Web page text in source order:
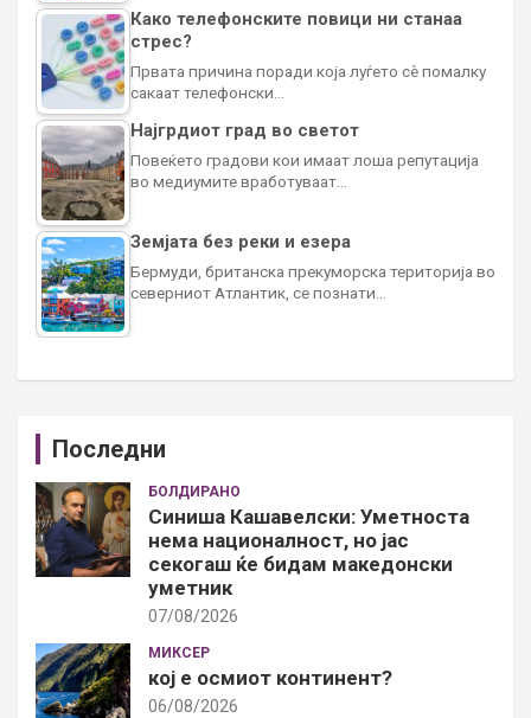
Како телефонските повици ни станаа
стрес?
Првата причина поради која луѓето сè помалку
сакаат телефонски…
Најгрдиот град во светот
Повеќето градови кои имаат лоша репутација
во медиумите вработуваат…
Земјата без реки и езера
Бермуди, британска прекуморска територија во
северниот Атлантик, се познати…
Последни
БОЛДИРАНО
Синиша Кашавелски: Уметноста
нема националност, но јас
секогаш ќе бидам македонски
уметник
07/08/2026
МИКСЕР
кој е осмиот континент?
06/08/2026